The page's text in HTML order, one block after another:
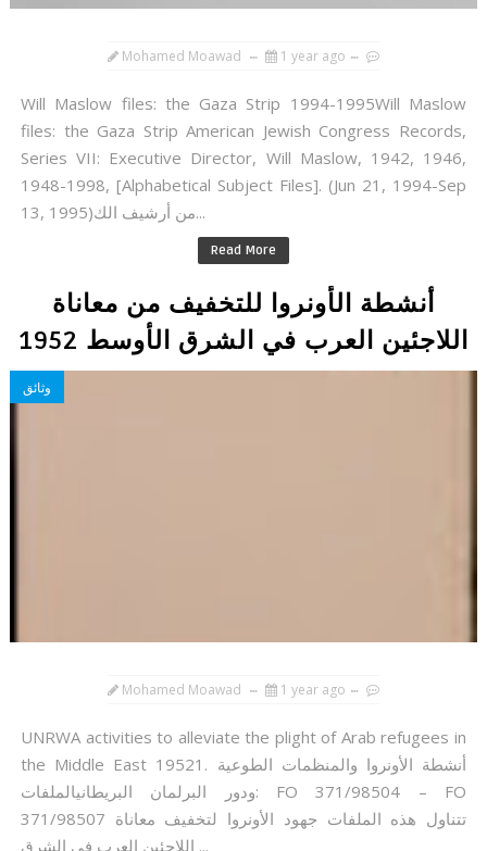
Mohamed Moawad 1 year ago
Will Maslow files: the Gaza Strip 1994-1995Will Maslow
files: the Gaza Strip American Jewish Congress Records,
Series VII: Executive Director, Will Maslow, 1942, 1946,
1948-1998, [Alphabetical Subject Files]. (Jun 21, 1994-Sep
13, 1995)من أرشيف الك...
Read More
أنشطة الأونروا للتخفيف من معاناة
اللاجئين العرب في الشرق الأوسط 1952
وثائق
Mohamed Moawad 1 year ago
UNRWA activities to alleviate the plight of Arab refugees in
the Middle East 19521. أنشطة الأونروا والمنظمات الطوعية
ودور البرلمان البريطانيالملفات: FO 371/98504 – FO
371/98507 تتناول هذه الملفات جهود الأونروا لتخفيف معاناة
اللاجئين العرب في الشرق ...